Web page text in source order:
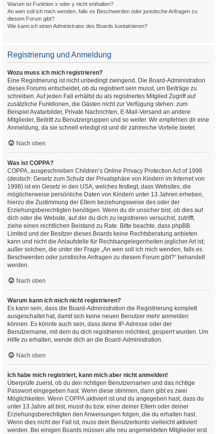
Warum ist Funktion x oder y nicht enthalten?
An wen soll ich mich wenden, falls es Beschwerden oder juristische Anfragen zu
diesem Forum gibt?
Wie kann ich einen Administrator des Boards kontaktieren?
Registrierung und Anmeldung
Wozu muss ich mich registrieren?
Eine Registrierung ist nicht unbedingt zwingend. Die Board-Administration
dieses Forums entscheidet, ob du registriert sein musst, um Beiträge zu
schreiben. Auf jeden Fall erhältst du als registriertes Mitglied Zugriff auf
zusätzliche Funktionen, die Gästen nicht zur Verfügung stehen: zum
Beispiel Avatarbilder, Private Nachrichten, E-Mail-Versand an andere
Mitglieder, Beitritt zu Benutzergruppen und so weiter. Wir empfehlen dir eine
Anmeldung, da sie schnell erledigt ist und dir zahlreiche Vorteile bietet.
Nach oben
Was ist COPPA?
COPPA, ausgeschrieben Children’s Online Privacy Protection Act of 1998
(deutsch: Gesetz zum Schutz der Privatsphäre von Kindern im Internet von
1998) ist ein Gesetz in den USA, welches festlegt, dass Websites, die
möglicherweise persönliche Daten von Kindern unter 13 Jahren erheben,
hierzu die Zustimmung der Eltern beziehungsweise des oder der
Erziehungsberechtigten benötigen. Wenn du dir unsicher bist, ob dies auf
dich oder die Website, auf der du dich zu registrieren versuchst, zutrifft,
ziehe einen rechtlichen Beistand zu Rate. Bitte beachte, dass phpBB
Limited und der Besitzer dieses Boards keine Rechtsberatung anbieten
kann und nicht die Anlaufstelle für Rechtsangelegenheiten jeglicher Art ist;
außer solchen, die unter der Frage „An wen soll ich mich wenden, falls es
Beschwerden oder juristische Anfragen zu diesem Forum gibt?“ behandelt
werden.
Nach oben
Warum kann ich mich nicht registrieren?
Es kann sein, dass die Board-Administration die Registrierung komplett
ausgeschaltet hat, damit sich keine neuen Benutzer mehr anmelden
können. Es könnte auch sein, dass deine IP-Adresse oder der
Benutzername, mit dem du dich registrieren möchtest, gesperrt wurden. Um
Hilfe zu erhalten, wende dich an die Board-Administration.
Nach oben
Ich habe mich registriert, kann mich aber nicht anmelden!
Überprüfe zuerst, ob du den richtigen Benutzernamen und das richtige
Passwort eingegeben hast. Wenn diese stimmen, dann gibt es zwei
Möglichkeiten. Wenn COPPA aktiviert ist und du angegeben hast, dass du
unter 13 Jahre alt bist, musst du bzw. einer deiner Eltern oder deiner
Erziehungsberechtigten den Anweisungen folgen, die du erhalten hast.
Wenn dies nicht der Fall ist, muss dein Benutzerkonto vielleicht aktiviert
werden. Bei einigen Boards müssen alle neu angemeldeten Mitglieder erst